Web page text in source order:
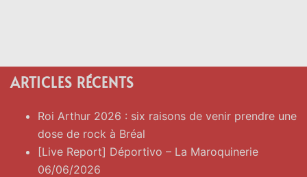
ARTICLES RÉCENTS
Roi Arthur 2026 : six raisons de venir prendre une
dose de rock à Bréal
[Live Report] Déportivo – La Maroquinerie
06/06/2026